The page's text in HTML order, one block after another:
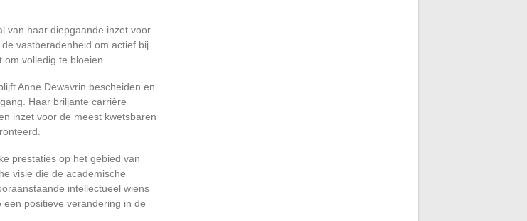
van haar diepgaande inzet voor
vastberadenheid om actief bij
volledig te bloeien.
Anne Dewavrin bescheiden en
Haar briljante carrière
inzet voor de meest kwetsbaren
prestaties op het gebied van
visie die de academische
intellectueel wiens
positieve verandering in de